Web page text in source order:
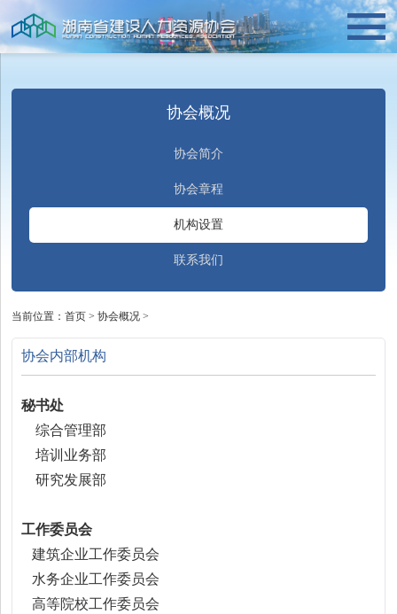
协会概况
协会简介
协会章程
机构设置
联系我们
当前位置：首页 >协会概况 >
协会内部机构
秘书处
综合管理部
培训业务部
研究发展部
工作委员会
建筑企业工作委员会
水务企业工作委员会
高等院校工作委员会